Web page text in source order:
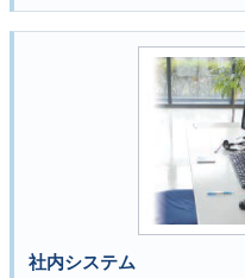
社内システム